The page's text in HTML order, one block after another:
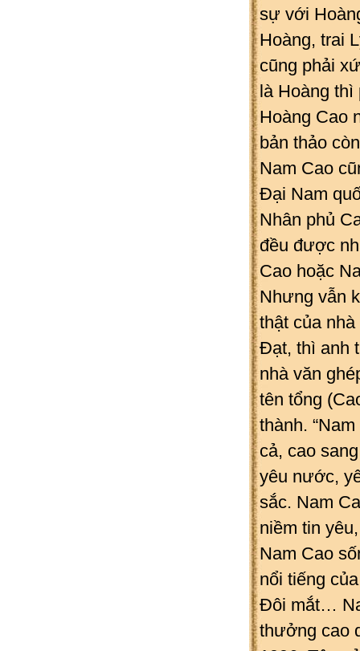
sự với
Hoàng, trai
cũng phải
là Hoàng thì
Hoàng Cao
bản thảo
Nam Cao
Đại Nam
Nhân phủ
đều được
Cao hoặc
Nhưng vẫn
thật của
Đạt, thì anh
nhà văn
tên tổng
thành.
cả, cao
yêu nước,
sắc. Nam
niềm tin
Nam Cao
nổi tiếng
Đôi mắt…
thưởng cao